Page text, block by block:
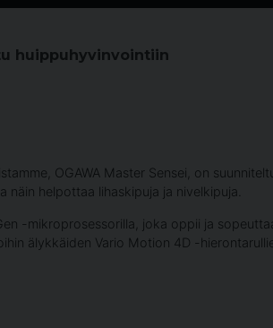
huippuhyvinvointiin
OGAWA Master Sensei, on
näin helpottaa lihaskipuja ja nivelkipuja.
-mikroprosessorilla, joka oppii ja
älykkäiden Vario Motion 4D -